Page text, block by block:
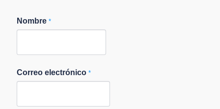
Nombre *
Correo electrónico *